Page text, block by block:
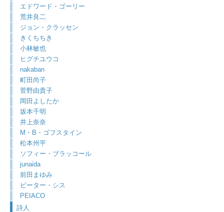
エドワード・ゴーリー
荒井良二
ジョン・クラッセン
きくちちき
小林敏也
ヒグチユウコ
nakaban
町田尚子
菅野由貴子
岡田よしたか
坂本千明
井上奈奈
M・B・ゴフスタイン
松本州平
ソフィー・ブラッコール
junaida
前田まゆみ
ピーター・シス
PEIACO
詩人